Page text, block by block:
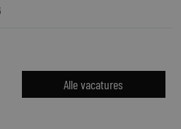
Alle vacatures